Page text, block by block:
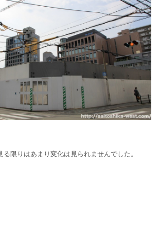
る限りはあまり変化は見られませんでした。